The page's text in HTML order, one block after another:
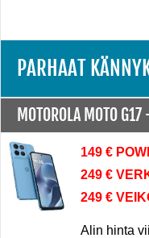
PARHAAT
MOTOROLA MOTO
149 €
249 €
249 €
Alin hinta